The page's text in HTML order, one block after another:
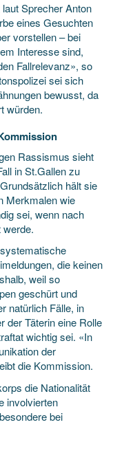
Sprecher Anton
eines Gesuchten
vorstellen – bei
Interesse sind,
Fallrelevanz», so
sei sich
bewusst, da
würden.
Rassismus sieht
in St.Gallen zu
hält sie
Merkmalen wie
sei, wenn nach
werde.
die keinen
weil so
geschürt und
natürlich Fälle, in
der Täterin eine Rolle
wichtig sei. «In
der
die Kommission.
die Nationalität
involvierten
bei